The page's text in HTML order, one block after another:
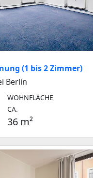
(1 bis 2 Zimmer)
Berlin
WOHNFLÄCHE
CA.
36 m²